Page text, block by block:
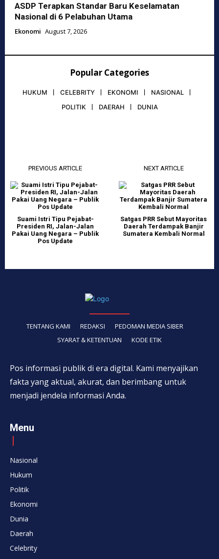
ASDP Terapkan Standar Baru Keselamatan
Nasional di 6 Pelabuhan Utama
Ekonomi August 7, 2026
Popular Categories
HUKUM CELEBRITY EKONOMI
NASIONAL
POLITIK
DAERAH DUNIA
PREVIOUS ARTICLE
Suami Istri Tipu Pejabat-
Presiden RI, Jalan-Jalan
Pakai Uang Negara – Publik
Pos Update
NEXT ARTICLE
Satgas PRR Sebut Mayoritas
Daerah Terdampak Banjir
Sumatera Kembali Normal
TENTANG KAMI REDAKSI
PEDOMAN MEDIA SIBER
SYARAT & KETENTUAN
KODE ETIK
Pos informasi publik di era digital. Kami menyajikan
fakta yang aktual, akurat, dan berimbang untuk
menjadi jendela informasi Anda.
Menu
Nasional
Hukum
Politik
Ekonomi
Dunia
Daerah
Celebrity